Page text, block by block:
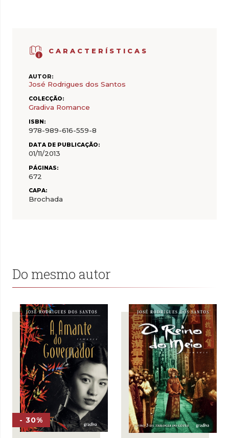
CARACTERÍSTICAS
AUTOR:
José Rodrigues dos Santos
COLECÇÃO:
Gradiva Romance
ISBN:
978-989-616-559-8
DATA DE PUBLICAÇÃO:
01/11/2013
PÁGINAS:
672
CAPA:
Brochada
Do mesmo autor
- 30%